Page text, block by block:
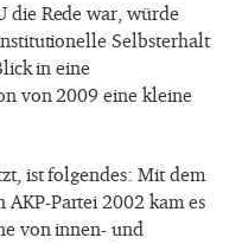
die Rede war, würde
Selbsterhalt
in eine
von 2009 eine kleine
ist folgendes: Mit dem
Partei 2002 kam es
von innen- und